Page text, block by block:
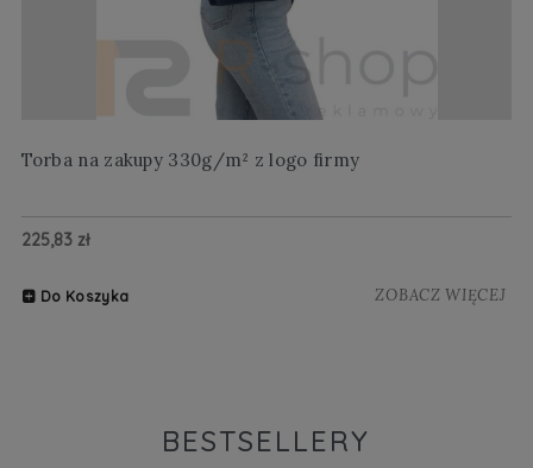
Torba na zakupy 330g/m² z logo firmy
225,83 zł
Do Koszyka ZOBACZ WIĘCEJ
BESTSELLERY